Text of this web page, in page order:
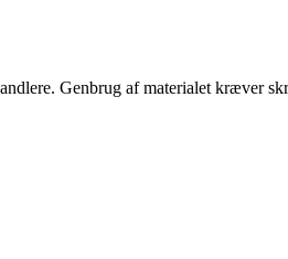
Genbrug af materialet kræver